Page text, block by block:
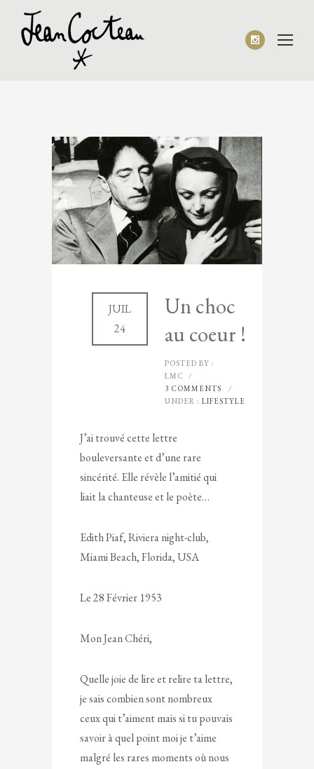
JUIL
24
Un choc
au coeur !
POSTED BY :
LMC /
3 COMMENTS
/
UNDER : LIFESTYLE
J’ai trouvé cette lettre
bouleversante et d’une rare
sincérité. Elle révèle l’amitié qui
liait la chanteuse et le poète…
Edith Piaf, Riviera night-club,
Miami Beach, Florida, USA
Le 28 Février 1953
Mon Jean Chéri,
Quelle joie de lire et relire ta lettre,
je sais combien sont nombreux
ceux qui t’aiment mais si tu pouvais
savoir à quel point moi je t’aime
malgré les rares moments où nous